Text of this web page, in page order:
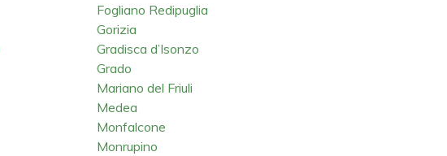
Fogliano Redipuglia
Gorizia
Gradisca d’Isonzo
Grado
Mariano del Friuli
Medea
Monfalcone
Monrupino